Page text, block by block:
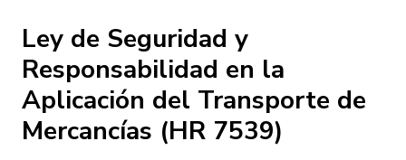
Ley de Seguridad y
Responsabilidad en la
Aplicación del Transporte de
Mercancías (HR 7539)